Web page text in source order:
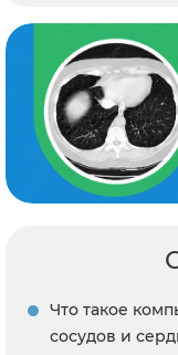
Что такое
сосудов и